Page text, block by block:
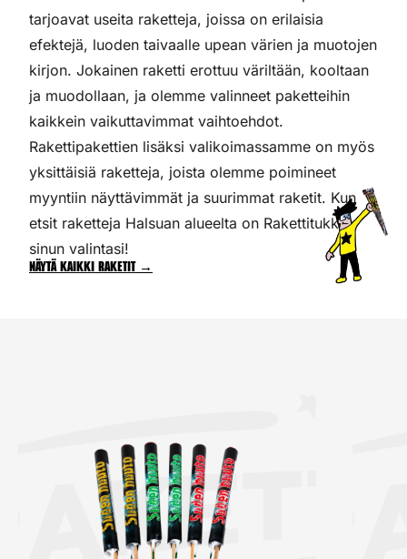
tarjoavat useita raketteja, joissa on erilaisia
efektejä, luoden taivaalle upean värien ja muotojen
kirjon. Jokainen raketti erottuu väriltään, kooltaan
ja muodollaan, ja olemme valinneet paketteihin
kaikkein vaikuttavimmat vaihtoehdot.
Rakettipakettien lisäksi valikoimassamme on myös
yksittäisiä raketteja, joista olemme poimineet
myyntiin näyttävimmät ja suurimmat raketit. Kun
etsit raketteja Halsuan alueelta on Rakettitukku
sinun valintasi!
Näytä kaikki raketit →